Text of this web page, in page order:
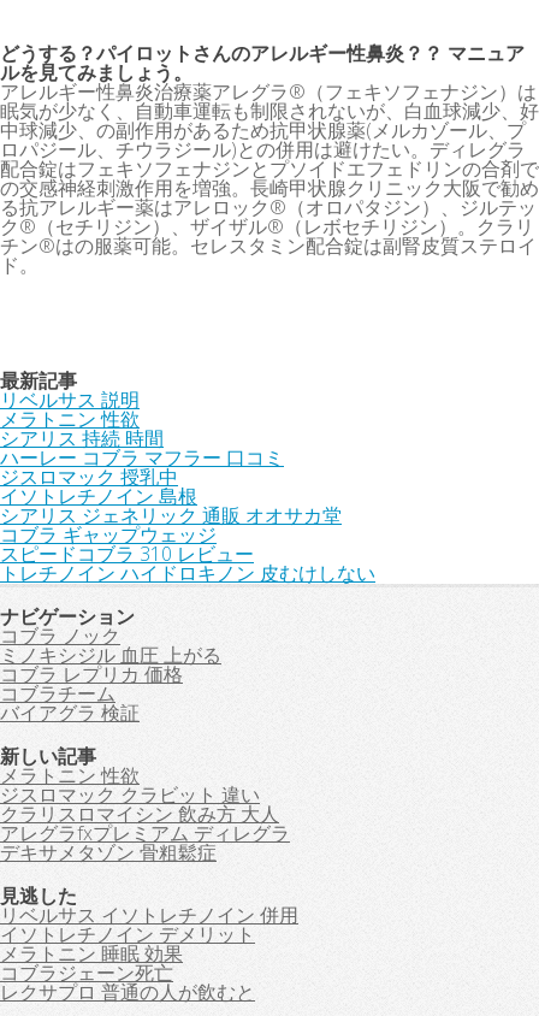
どうする？パイロットさんのアレルギー性鼻炎？？ マニュア
ルを見てみましょう。
アレルギー性鼻炎治療薬アレグラ®（フェキソフェナジン）は
眠気が少なく、自動車運転も制限されないが、白血球減少、好
中球減少、の副作用があるため抗甲状腺薬(メルカゾール、プ
ロパジール、チウラジール)との併用は避けたい。ディレグラ
配合錠はフェキソフェナジンとプソイドエフェドリンの合剤で
の交感神経刺激作用を増強。長崎甲状腺クリニック大阪で勧め
る抗アレルギー薬はアレロック®（オロパタジン）、ジルテッ
ク®（セチリジン）、ザイザル®（レボセチリジン）。クラリ
チン®はの服薬可能。セレスタミン配合錠は副腎皮質ステロイ
ド。
最新記事
リベルサス 説明
メラトニン 性欲
シアリス 持続 時間
ハーレー コブラ マフラー 口コミ
ジスロマック 授乳中
イソトレチノイン 島根
シアリス ジェネリック 通販 オオサカ堂
コブラ ギャップウェッジ
スピードコブラ 310 レビュー
トレチノイン ハイドロキノン 皮むけしない
ナビゲーション
コブラ ノック
ミノキシジル 血圧 上がる
コブラ レプリカ 価格
コブラチーム
バイアグラ 検証
新しい記事
メラトニン 性欲
ジスロマック クラビット 違い
クラリスロマイシン 飲み方 大人
アレグラfxプレミアム ディレグラ
デキサメタゾン 骨粗鬆症
見逃した
リベルサス イソトレチノイン 併用
イソトレチノイン デメリット
メラトニン 睡眠 効果
コブラジェーン死亡
レクサプロ 普通の人が飲むと